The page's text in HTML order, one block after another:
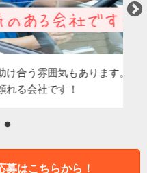
囲気もあります。困
社です！
募はこちらから！